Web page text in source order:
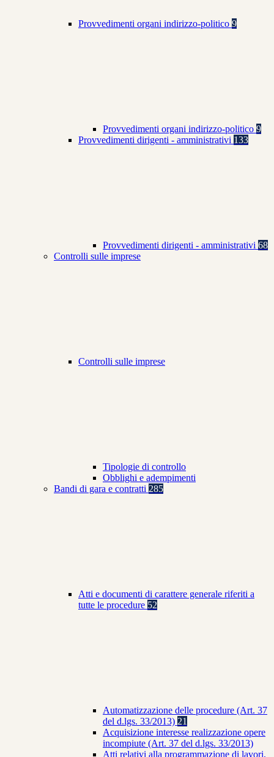
Provvedimenti organi indirizzo-politico 9
Provvedimenti organi indirizzo-politico 9
Provvedimenti dirigenti - amministrativi 133
Provvedimenti dirigenti - amministrativi 68
Controlli sulle imprese
Controlli sulle imprese
Tipologie di controllo
Obblighi e adempimenti
Bandi di gara e contratti 285
Atti e documenti di carattere generale riferiti a
tutte le procedure 52
Automatizzazione delle procedure (Art. 37
del d.lgs. 33/2013) 21
Acquisizione interesse realizzazione opere
incompiute (Art. 37 del d.lgs. 33/2013)
Atti relativi alla programmazione di lavori,